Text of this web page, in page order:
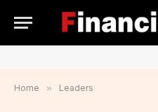
Home » Leaders